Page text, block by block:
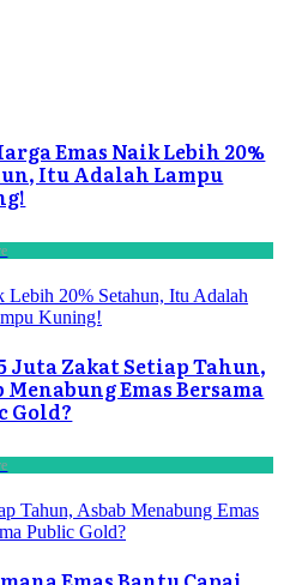
Emas Naik Lebih 20%
Itu Adalah Lampu
Lebih 20% Setahun, Itu Adalah
Kuning!
Juta Zakat Setiap Tahun,
Menabung Emas Bersama
Gold?
Tahun, Asbab Menabung Emas
Public Gold?